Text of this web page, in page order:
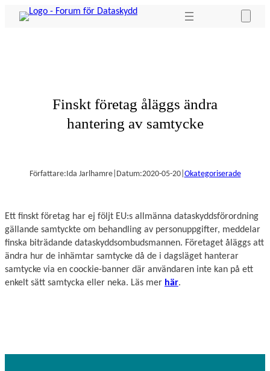
Hoppa
Finskt företag åläggs ändra
hantering av samtycke
Författare:Ida Jarlhamre| Datum:2020-05-20| Okategoriserade
Ett finskt företag har ej följt EU:s allmänna dataskyddsförordning
gällande samtyckte om behandling av personuppgifter, meddelar
finska biträdande dataskyddsombudsmannen. Företaget åläggs att
ändra hur de inhämtar samtycke då de i dagsläget hanterar
samtycke via en coockie-banner där användaren inte kan på ett
enkelt sätt samtycka eller neka. Läs mer här.